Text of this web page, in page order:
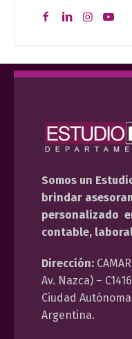
Somos un
brindar
personalizado
contable,
Dirección:
Av. Nazca) –
Ciudad
Argentina.